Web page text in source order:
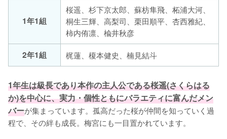
1年1組
桜遥、杉下京太郎、蘇枋隼飛、柘浦大河、
桐生三輝、高梨司、栗田順平、杏西雅紀、
柿内侑凛、楡井秋彦
2年1組
梶蓮、榎本健史、楠見結斗
1年生は級長であり本作の主人公である桜遥(さくらはる
か)を中心に、実力・個性ともにバラエティに富んだメン
バーが集まっています。孤高だった桜が仲間を知っていく過
程で、その絆も成長。梅宮にも一目置かれています。